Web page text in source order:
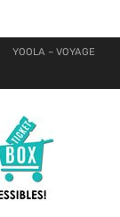
YOOLA – VOYAGE